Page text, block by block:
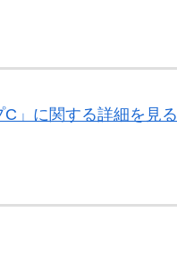
」に関する詳細を見る